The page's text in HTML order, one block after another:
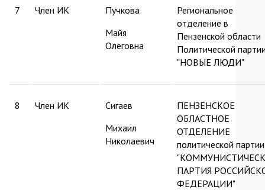
7 Член ИК
Пучкова
Майя
Олеговна
Региональное
отделение в
Пензенской области
Политической
"НОВЫЕ ЛЮДИ"
8 Член ИК
Сигаев
Михаил
Николаевич
ПЕНЗЕНСКОЕ
ОБЛАСТНОЕ
ОТДЕЛЕНИЕ
политической партии
ПАРТИЯ
ФЕДЕРАЦИИ"